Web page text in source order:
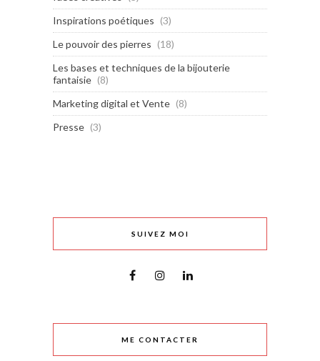
Inspirations poétiques (3)
Le pouvoir des pierres (18)
Les bases et techniques de la bijouterie
fantaisie (8)
Marketing digital et Vente (8)
Presse (3)
SUIVEZ MOI
ME CONTACTER